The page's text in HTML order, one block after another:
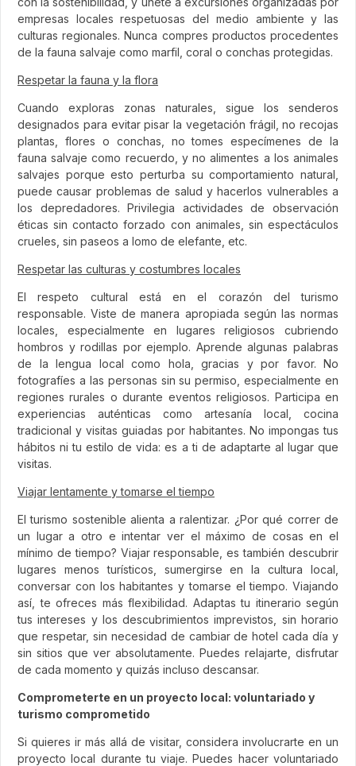
empresas locales respetuosas del medio ambiente y las
culturas regionales. Nunca compres productos procedentes
de la fauna salvaje como marfil, coral o conchas protegidas.
Respetar la fauna y la flora
Cuando exploras zonas naturales, sigue los senderos
designados para evitar pisar la vegetación frágil, no recojas
plantas, flores o conchas, no tomes especímenes de la
fauna salvaje como recuerdo, y no alimentes a los animales
salvajes porque esto perturba su comportamiento natural,
puede causar problemas de salud y hacerlos vulnerables a
los depredadores. Privilegia actividades de observación
éticas sin contacto forzado con animales, sin espectáculos
crueles, sin paseos a lomo de elefante, etc.
Respetar las culturas y costumbres locales
El respeto cultural está en el corazón del turismo
responsable. Viste de manera apropiada según las normas
locales, especialmente en lugares religiosos cubriendo
hombros y rodillas por ejemplo. Aprende algunas palabras
de la lengua local como hola, gracias y por favor. No
fotografíes a las personas sin su permiso, especialmente en
regiones rurales o durante eventos religiosos. Participa en
experiencias auténticas como artesanía local, cocina
tradicional y visitas guiadas por habitantes. No impongas tus
hábitos ni tu estilo de vida: es a ti de adaptarte al lugar que
visitas.
Viajar lentamente y tomarse el tiempo
El turismo sostenible alienta a ralentizar. ¿Por qué correr de
un lugar a otro e intentar ver el máximo de cosas en el
mínimo de tiempo? Viajar responsable, es también descubrir
lugares menos turísticos, sumergirse en la cultura local,
conversar con los habitantes y tomarse el tiempo. Viajando
así, te ofreces más flexibilidad. Adaptas tu itinerario según
tus intereses y los descubrimientos imprevistos, sin horario
que respetar, sin necesidad de cambiar de hotel cada día y
sin sitios que ver absolutamente. Puedes relajarte, disfrutar
de cada momento y quizás incluso descansar.
Comprometerte en un proyecto local: voluntariado y
turismo comprometido
Si quieres ir más allá de visitar, considera involucrarte en un
proyecto local durante tu viaje. Puedes hacer voluntariado